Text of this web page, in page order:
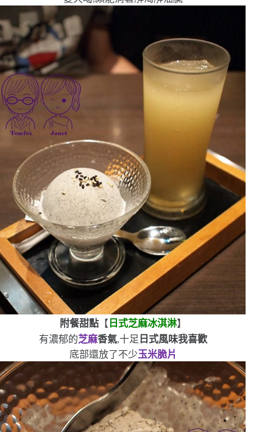
附餐甜點【 日式芝麻冰淇淋】
有濃郁的芝麻香氣,十足 日式風味我喜歡
底部還放了不少玉米脆片